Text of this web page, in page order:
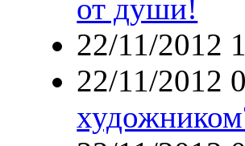
от души!
22/11/2012
22/11/2012